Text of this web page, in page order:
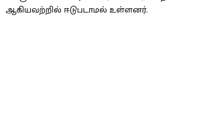
ஆகியவற்றில் ஈடுபடாமல் உள்ளனர்.